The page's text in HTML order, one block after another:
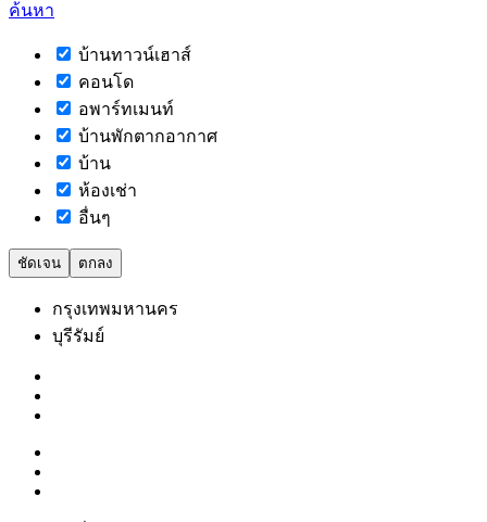
ค้นหา
บ้านทาวน์เฮาส์
คอนโด
อพาร์ทเมนท์
บ้านพักตากอากาศ
บ้าน
ห้องเช่า
อื่นๆ
ชัดเจน ตกลง
กรุงเทพมหานคร
บุรีรัมย์